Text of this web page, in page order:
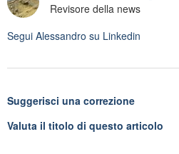
Revisore della news
Segui Alessandro su Linkedin
Suggerisci una correzione
Valuta il titolo di questo articolo